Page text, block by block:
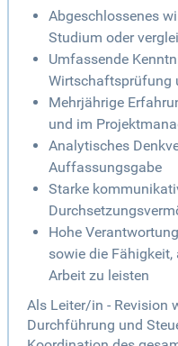
Abgeschlossenes
Studium oder
Umfassende
Wirtschaftsprüfung
Mehrjährige
und im
Analytisches
Auffassungsgabe
Starke
Hohe
sowie die
Arbeit zu leisten
Als Leiter/in - Revision
Durchführung und